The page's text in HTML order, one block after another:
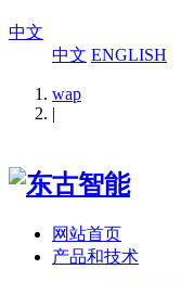
中文
中文 ENGLISH
wap
|
网站首页
产品和技术